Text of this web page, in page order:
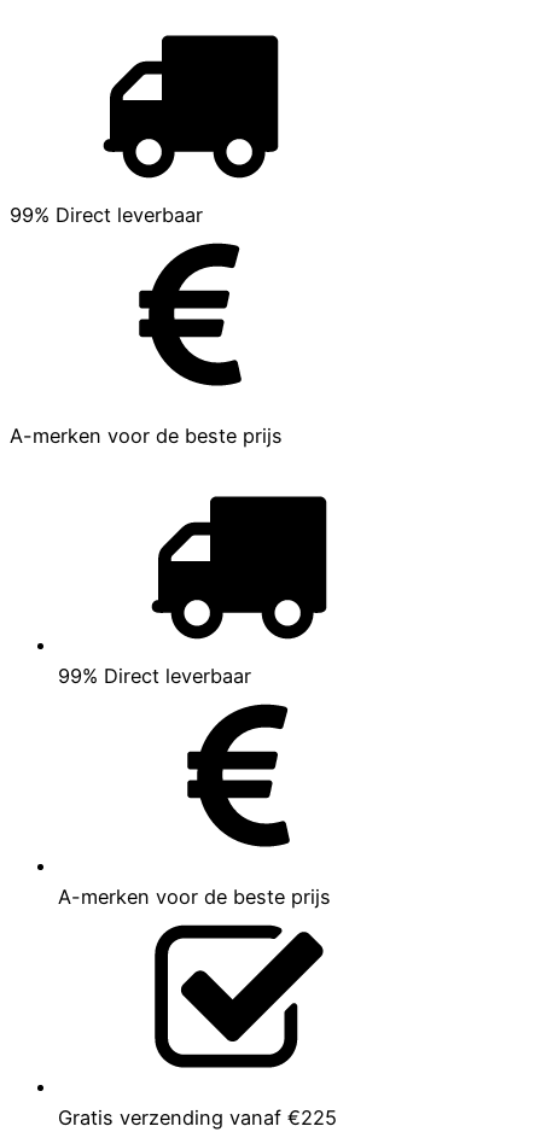
99% Direct leverbaar
A-merken voor de beste prijs
99% Direct leverbaar
A-merken voor de beste prijs
Gratis verzending vanaf €225